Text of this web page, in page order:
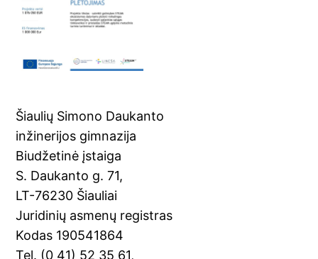
Šiaulių Simono Daukanto
inžinerijos gimnazija
Biudžetinė įstaiga
S. Daukanto g. 71,
LT-76230 Šiauliai
Juridinių asmenų registras
Kodas 190541864
Tel. (0 41) 52 35 61,